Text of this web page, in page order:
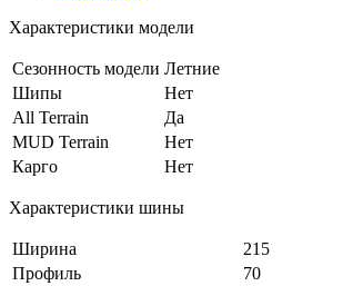
Характеристики модели
Сезонность модели Летние
Шипы
Нет
All Terrain
Да
MUD Terrain
Нет
Карго
Нет
Характеристики шины
Ширина
215
Профиль
70